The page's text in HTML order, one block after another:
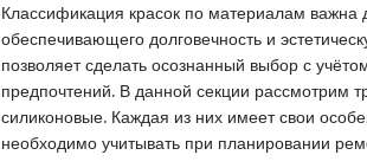
Классификация красок по материалам
обеспечивающего долговечность и
позволяет сделать осознанный выбор с
предпочтений. В данной секции рассмотрим
силиконовые. Каждая из них имеет свои
необходимо учитывать при планировании